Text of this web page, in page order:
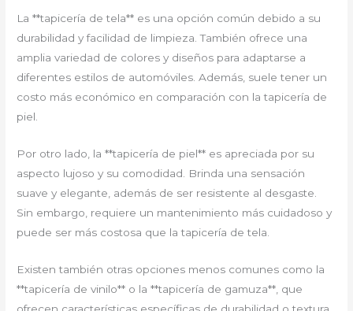
La **tapicería de tela** es una opción común debido a su
durabilidad y facilidad de limpieza. También ofrece una
amplia variedad de colores y diseños para adaptarse a
diferentes estilos de automóviles. Además, suele tener un
costo más económico en comparación con la tapicería de
piel.
Por otro lado, la **tapicería de piel** es apreciada por su
aspecto lujoso y su comodidad. Brinda una sensación
suave y elegante, además de ser resistente al desgaste.
Sin embargo, requiere un mantenimiento más cuidadoso y
puede ser más costosa que la tapicería de tela.
Existen también otras opciones menos comunes como la
**tapicería de vinilo** o la **tapicería de gamuza**, que